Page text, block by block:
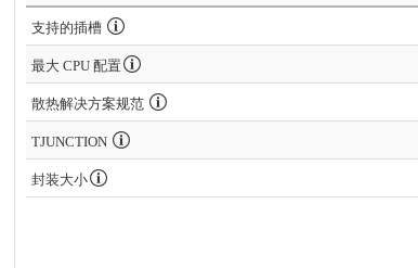
支持的插槽
最大 CPU 配置
散热解决方案规范
TJUNCTION
封装大小